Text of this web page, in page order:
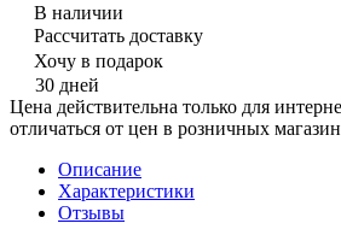
В наличии
Рассчитать доставку
Хочу в подарок
30 дней
Цена действительна только для
отличаться от цен в розничных
Описание
Характеристики
Отзывы